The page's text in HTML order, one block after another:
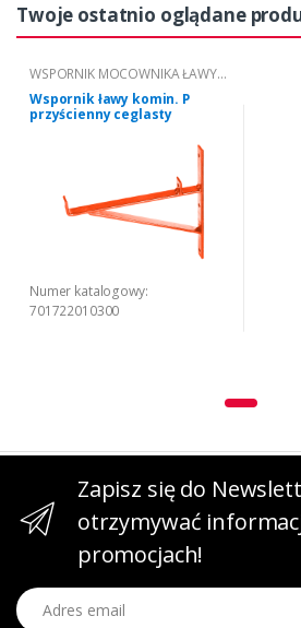
Twoje ostatnio oglądane
WSPORNIK MOCOWNIKA ŁAWY
KOMINIARSKIEJ PRZYŚCIENNY
Wspornik ławy komin. P
przyścienny ceglasty
Numer katalogowy:
701722010300
Zapisz się do
otrzymywać
promocjach!
Adres email